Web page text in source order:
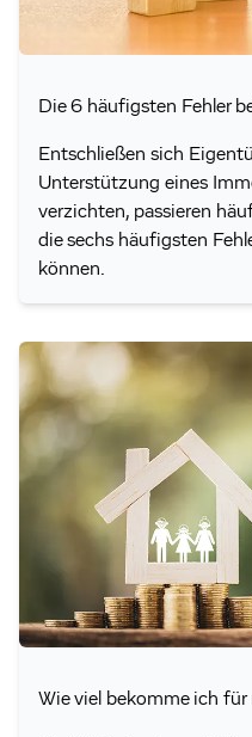
Die 6 häufigsten Fehler
Entschließen sich
Unterstützung eines
verzichten, passieren
die sechs häufigsten
können.
Wie viel bekomme ich